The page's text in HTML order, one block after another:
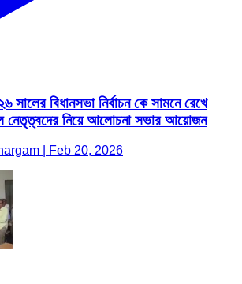
বিধানসভা নির্বাচন কে সামনে রেখে
নেতৃত্বদের নিয়ে আলোচনা সভার আয়োজন
| Feb 20, 2026